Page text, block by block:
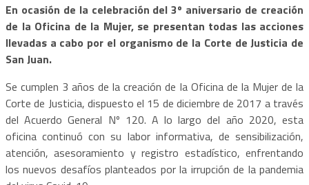
En ocasión de la celebración del 3º aniversario de creación
de la Oficina de la Mujer, se presentan todas las acciones
llevadas a cabo por el organismo de la Corte de Justicia de
San Juan.
Se cumplen 3 años de la creación de la Oficina de la Mujer de la
Corte de Justicia, dispuesto el 15 de diciembre de 2017 a través
del Acuerdo General Nº 120. A lo largo del año 2020, esta
oficina continuó con su labor informativa, de sensibilización,
atención, asesoramiento y registro estadístico, enfrentando
los nuevos desafíos planteados por la irrupción de la pandemia